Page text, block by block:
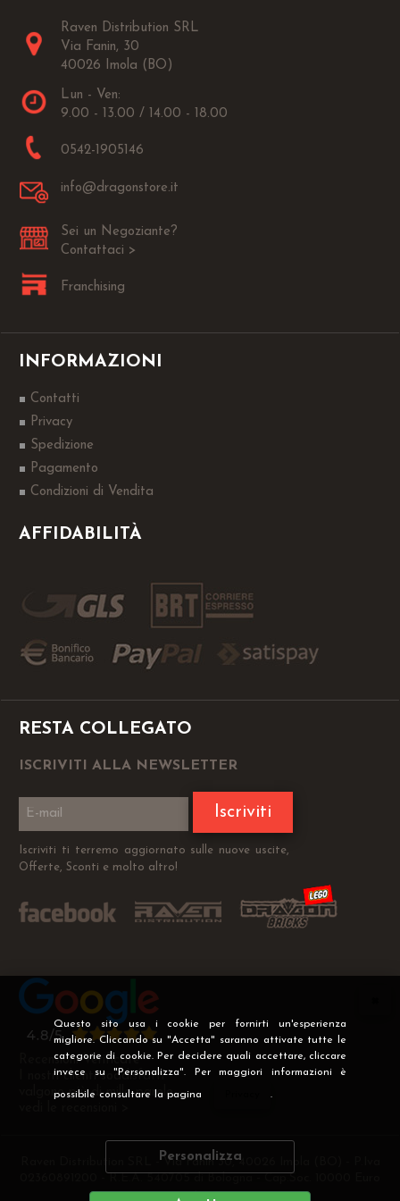
Questo sito usa i cookie per fornirti un'esperienza
migliore. Cliccando su "Accetta" saranno attivate tutte le
categorie di cookie. Per decidere quali accettare, cliccare
invece su "Personalizza". Per maggiori informazioni è
possibile consultare la pagina .
Personalizza
Raven Distribution SRL
Via Fanin, 30
40026 Imola (BO)
Lun - Ven:
9.00 - 13.00 / 14.00 - 18.00
0542-1905146
info@dragonstore.it
Sei un Negoziante?
Contattaci >
Franchising
INFORMAZIONI
Contatti
Privacy
Spedizione
Pagamento
Condizioni di Vendita
AFFIDABILITÀ
RESTA COLLEGATO
ISCRIVITI ALLA NEWSLETTER
Iscriviti
Iscriviti ti terremo aggiornato sulle nuove uscite,
Offerte, Sconti e molto altro!
Recensioni Verificate
I nostri clienti soddisfatti
valgono più di mille parole
Raven Distribution SRL - Via Fanin 30, 40026 Imola (BO) - P.Iva
i.v